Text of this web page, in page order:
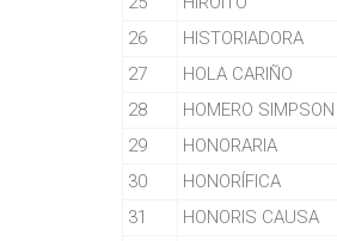
26
HISTORIADORA
27
HOLA CARIÑO
28
HOMERO SIMPSON
29
HONORARIA
30
HONORÍFICA
31
HONORIS CAUSA